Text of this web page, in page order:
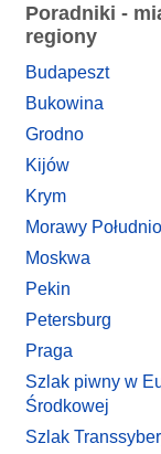
Poradniki -
regiony
Budapeszt
Bukowina
Grodno
Kijów
Krym
Morawy
Moskwa
Pekin
Petersburg
Praga
Szlak piwny w
Środkowej
Szlak